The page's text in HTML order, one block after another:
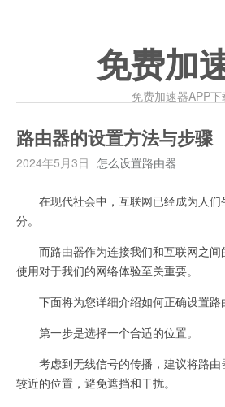
免费加
免费加速器APP下
路由器的设置方法与步骤
2024年5月3日 怎么设置路由器
在现代社会中，互联网已经成为人们
分。
而路由器作为连接我们和互联网之间
使用对于我们的网络体验至关重要。
下面将为您详细介绍如何正确设置路
第一步是选择一个合适的位置。
考虑到无线信号的传播，建议将路由
较近的位置，避免遮挡和干扰。